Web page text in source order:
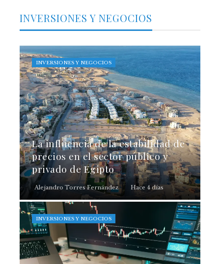
INVERSIONES Y NEGOCIOS
INVERSIONES Y NEGOCIOS
La influencia de la estabilidad de
precios en el sector público y
privado de Egipto
Alejandro Torres Fernández Hace 4 días
INVERSIONES Y NEGOCIOS